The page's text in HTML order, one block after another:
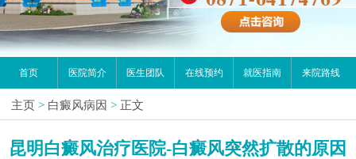
首页 医院简介 医生团队 在线预约 就医指南 来院路线
主页 > 白癜风病因 > 正文
昆明白癜风治疗医院-白癜风突然扩散的原因